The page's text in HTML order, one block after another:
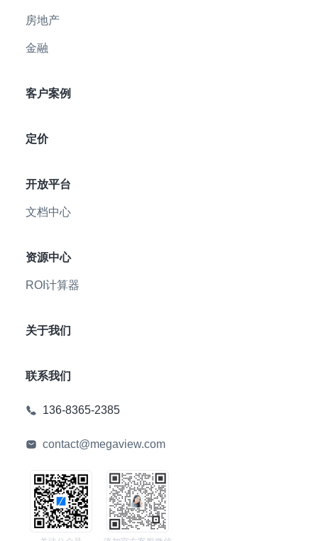
房地产
金融
客户案例
定价
开放平台
文档中心
资源中心
ROI计算器
关于我们
联系我们
136-8365-2385
contact@megaview.com